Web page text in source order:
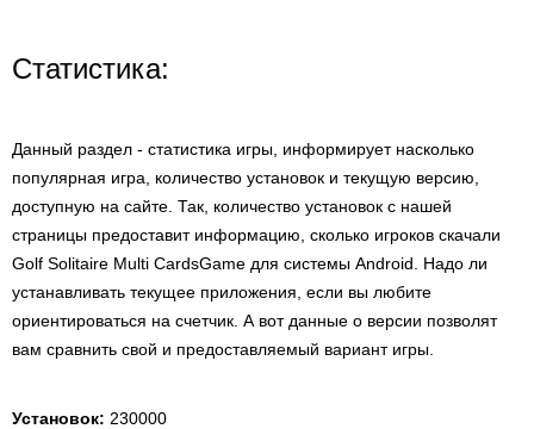
Статистика:
Данный раздел - статистика игры, информирует насколько
популярная игра, количество установок и текущую версию,
доступную на сайте. Так, количество установок с нашей
страницы предоставит информацию, сколько игроков скачали
Golf Solitaire Multi CardsGame для системы Android. Надо ли
устанавливать текущее приложения, если вы любите
ориентироваться на счетчик. А вот данные о версии позволят
вам сравнить свой и предоставляемый вариант игры.
Установок: 230000